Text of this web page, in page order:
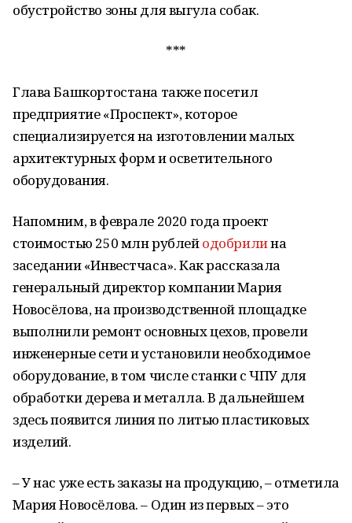
обустройство зоны для выгула собак.
***
Глава Башкортостана также посетил
предприятие «Проспект», которое
специализируется на изготовлении малых
архитектурных форм и осветительного
оборудования.
Напомним, в феврале 2020 года проект
стоимостью 250 млн рублейодобрилина
заседании «Инвестчаса». Как рассказала
генеральный директор компании Мария
Новосёлова, на производственной площадке
выполнили ремонт основных цехов, провели
инженерные сети и установили необходимое
оборудование, в том числе станки с ЧПУ для
обработки дерева и металла. В дальнейшем
здесь появится линия по литью пластиковых
изделий.
– У нас уже есть заказы на продукцию, – отметила
Мария Новосёлова. – Один из первых – это